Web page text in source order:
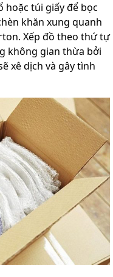
hoặc túi giấy để bọc
khăn xung quanh
Xếp đồ theo thứ tự
không gian thừa bởi
xê dịch và gây tình